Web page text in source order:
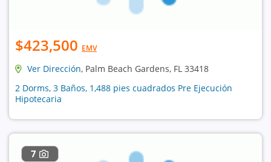
$423,500 EMV
Ver Dirección, Palm Beach Gardens, FL 33418
2 Dorms, 3 Baños, 1,488 pies cuadrados Pre Ejecución
Hipotecaria
7